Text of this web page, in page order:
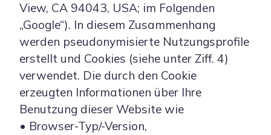
View, CA 94043, USA; im Folgenden
„Google“). In diesem Zusammenhang
werden pseudonymisierte Nutzungsprofile
erstellt und Cookies (siehe unter Ziff. 4)
verwendet. Die durch den Cookie
erzeugten Informationen über Ihre
Benutzung dieser Website wie
• Browser-Typ/-Version,